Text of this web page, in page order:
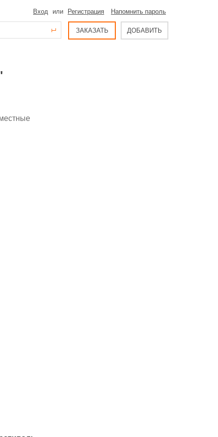
Вход или Регистрация Напомнить пароль
ЗАКАЗАТЬ ДОБАВИТЬ